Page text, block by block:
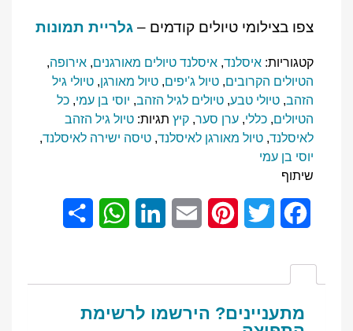
צפו בצילומי טיולים קודמים – גלריית תמונות
קטגוריות: איסלנד, איסלנד טיולים מאורגנים, אירופה,
הטיולים הקרובים, טיול ג'יפים, טיול מאורגן, טיולי גיל
הזהב, טיולי טבע, טיולים לגיל הזהב, יוסי בן עמי, כל
הטיולים, כללי, ערן סער, קיץ תגיות: טיול גיל הזהב
לאיסלנד, טיול מאורגן לאיסלנד, טיסה ישירה לאיסלנד,
יוסי בן עמי
שיתוף
Facebook
Twitter
Pinterest
Email
LinkedIn
WhatsApp
מתעניינים? הירשמו לרשימת